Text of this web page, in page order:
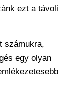
ezt a távoli
számukra,
egy olyan